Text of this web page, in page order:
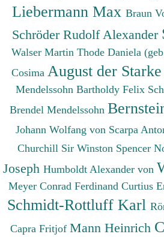
Liebermann Max Braun
Schröder Rudolf Alexander
Walser Martin Thode Daniela
Cosima August der Starke
Mendelssohn Bartholdy Felix
Brendel Mendelssohn
Johann Wolfang von Scarpa
Churchill Sir Winston Spencer
Joseph Humboldt Alexander von
Meyer Conrad Ferdinand Curtius
Schmidt-Rottluff Karl
Capra Fritjof Mann Heinrich